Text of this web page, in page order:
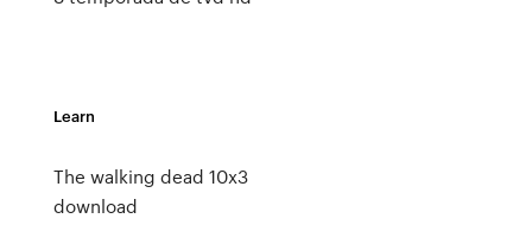
Learn
The walking dead 10x3
download